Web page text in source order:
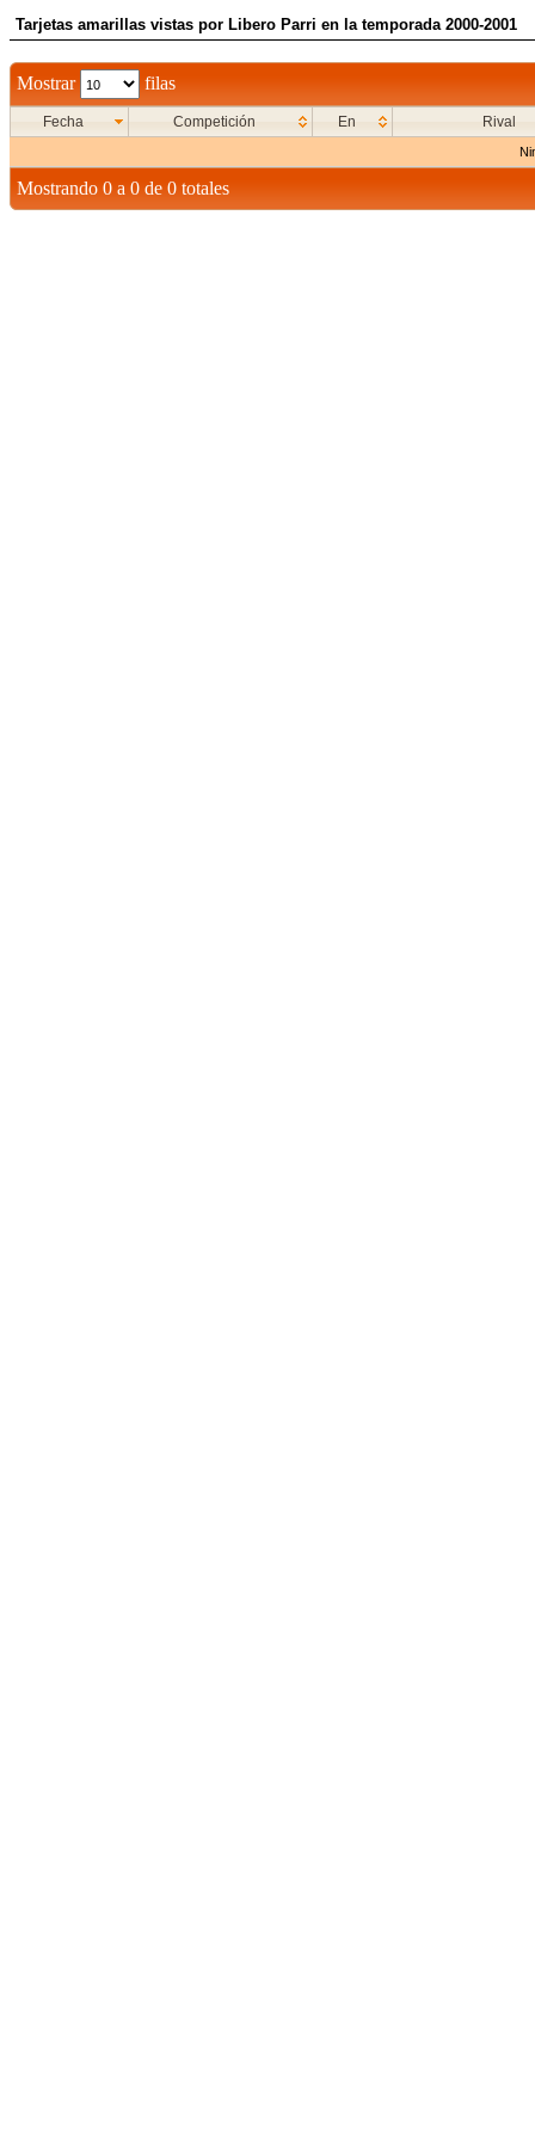
Tarjetas amarillas vistas por Libero Parri en la temporada 2000-2001
Mostrar filas
Fecha Competición En Rival
Mostrando 0 a 0 de 0 totales